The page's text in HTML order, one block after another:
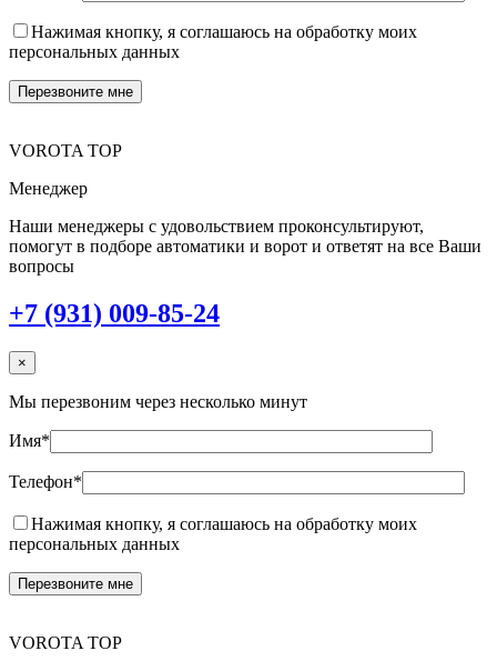
Нажимая кнопку, я соглашаюсь на обработку моих
персональных данных
VOROTA TOP
Менеджер
Наши менеджеры с удовольствием проконсультируют,
помогут в подборе автоматики и ворот и ответят на все Ваши
вопросы
+7 (931) 009-85-24
×
Мы перезвоним через несколько минут
Имя*
Телефон*
Нажимая кнопку, я соглашаюсь на обработку моих
персональных данных
VOROTA TOP